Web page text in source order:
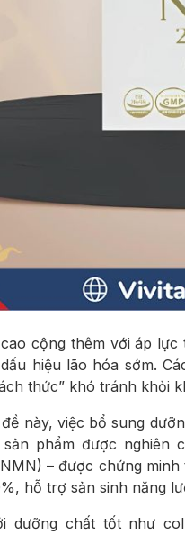
cộng thêm với áp
hiệu lão hóa sớm.
thức” khó tránh khỏi
này, việc bổ sung
phẩm được nghiên
– được chứng
hỗ trợ sản sinh năng
dưỡng chất tốt như